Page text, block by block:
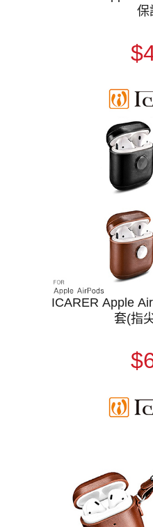
保
ICARER Apple
套(指